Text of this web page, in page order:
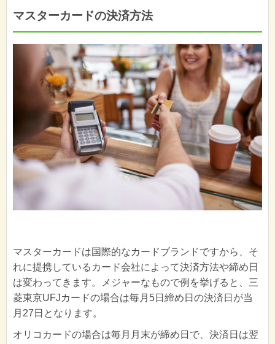
マスターカードの決済方法
マスターカードは国際的なカードブランドですから、そ
れに提携しているカード会社によって決済方法や締め日
は変わってきます。メジャーなもので例を挙げると、三
菱東京UFJカードの場合は毎月5日締め日の決済日が当
月27日となります。
オリコカードの場合は毎月月末が締め日で、決済日は翌